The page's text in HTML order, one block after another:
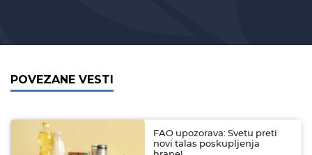
POVEZANE VESTI
FAO upozorava: Svetu preti
novi talas poskupljenja